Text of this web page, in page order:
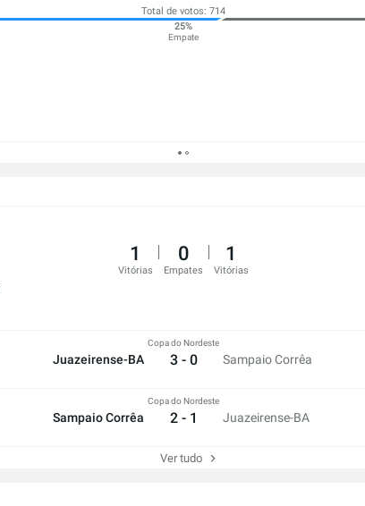
Total de votos: 714
25%
Empate
1
Vitórias
0
Empates
1
Vitórias
Juazeirense-BA
Copa do Nordeste
3 - 0 Sampaio Corrêa
Sampaio Corrêa
Copa do Nordeste
2 - 1 Juazeirense-BA
Ver tudo